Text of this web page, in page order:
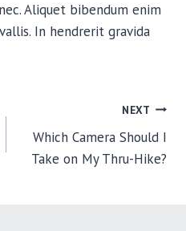
Aliquet bibendum enim
In hendrerit gravida
NEXT
Which Camera Should I
Take on My Thru-Hike?